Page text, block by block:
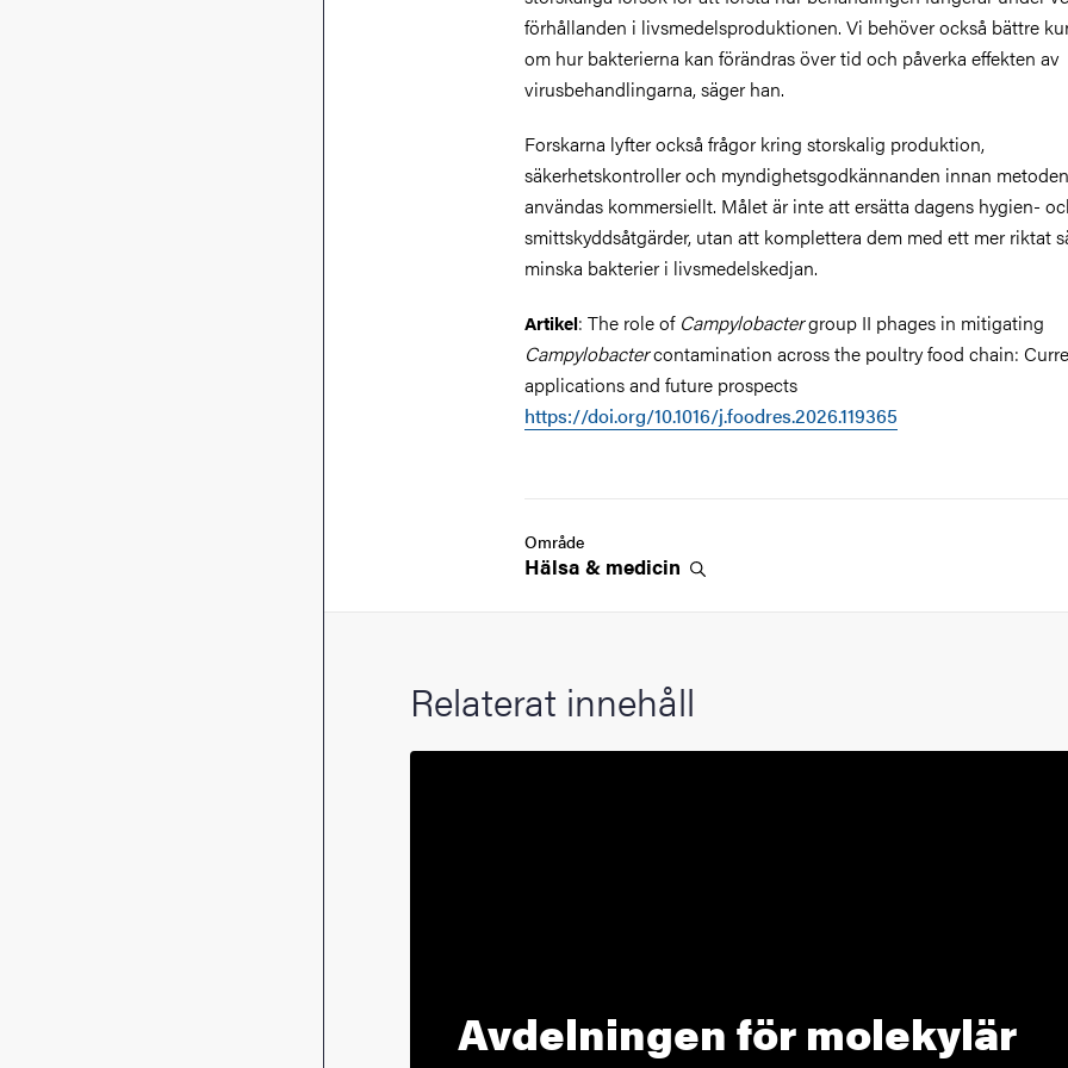
förhållanden i livsmedelsproduktionen. Vi behöver också bättre
om hur bakterierna kan förändras över tid och påverka effekten av
virusbehandlingarna, säger han.
Forskarna lyfter också frågor kring storskalig produktion,
säkerhetskontroller och myndighetsgodkännanden innan
användas kommersiellt. Målet är inte att ersätta dagens hygien-
smittskyddsåtgärder, utan att komplettera dem med ett mer riktat
minska bakterier i livsmedelskedjan.
Artikel: The role of Campylobactergroup II phages in mitigating
Campylobactercontamination across the poultry food chain:
applications and future prospects
https://doi.org/10.1016/j.foodres.2026.119365
Område
Hälsa & medicin
Relaterat innehåll
Avdelningen för molekylär